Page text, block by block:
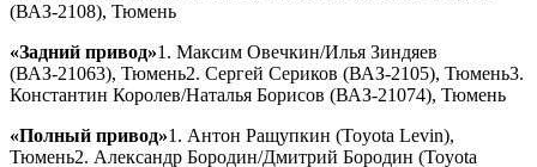
(ВАЗ-2108), Тюмень
«Задний привод»1. Максим Овечкин/Илья Зиндяев
(ВАЗ-21063), Тюмень2. Сергей Сериков (ВАЗ-2105), Тюмень3.
Константин Королев/Наталья Борисов (ВАЗ-21074), Тюмень
«Полный привод»1. Антон Ращупкин (Toyota Levin),
Тюмень2. Александр Бородин/Дмитрий Бородин (Toyota